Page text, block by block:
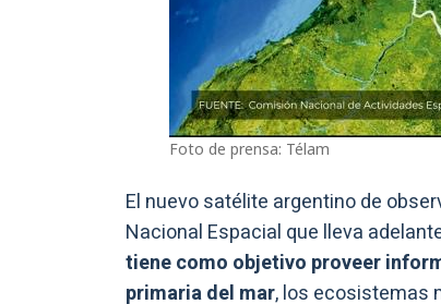
Foto de prensa: Télam
El nuevo satélite argentino de
Nacional Espacial que lleva
tiene como objetivo proveer
primaria del mar, los ecosistemas